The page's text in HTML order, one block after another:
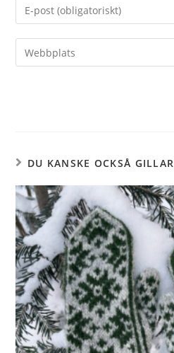
DU KANSKE OCKSÅ GILLAR